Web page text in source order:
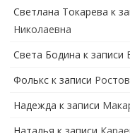
Cветлана Токарева к
Николаевна
Света Бодина к записи
Фолькс к записи
Надежда к записи